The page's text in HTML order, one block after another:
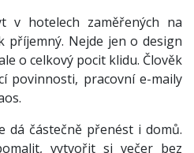
v hotelech zaměřených na
příjemný. Nejde jen o design
o celkový pocit klidu. Člověk
povinnosti, pracovní e-maily
dá částečně přenést i domů.
vytvořit si večer bez